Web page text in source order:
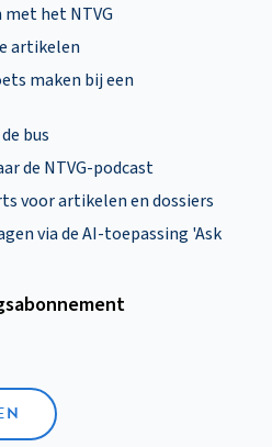
met het NTVG
artikelen
maken bij een
bus
de NTVG-podcast
voor artikelen en dossiers
via de AI-toepassing 'Ask